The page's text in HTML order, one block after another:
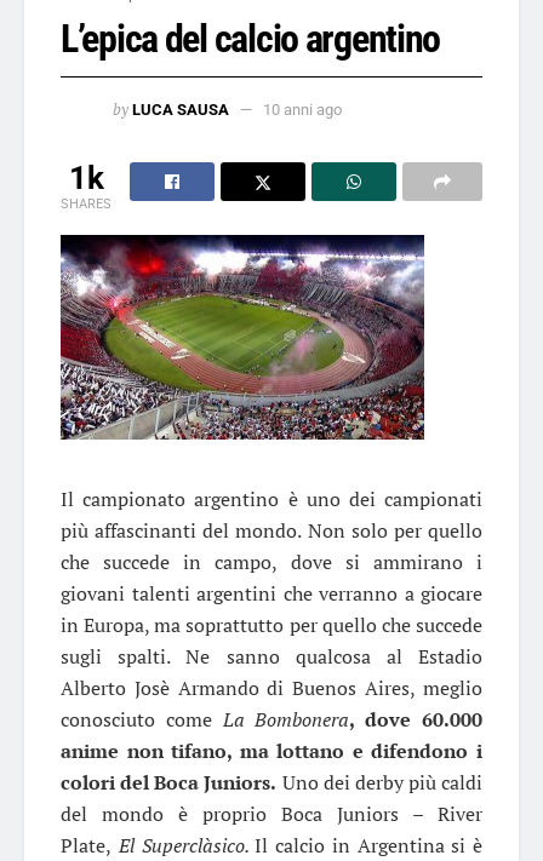
L’epica del calcio argentino
by LUCA SAUSA 10 anni ago
1k
SHARES
Il campionato argentino è uno dei campionati
più affascinanti del mondo. Non solo per quello
che succede in campo, dove si ammirano i
giovani talenti argentini che verranno a giocare
in Europa, ma soprattutto per quello che succede
sugli spalti. Ne sanno qualcosa al Estadio
Alberto Josè Armando di Buenos Aires, meglio
conosciuto comeLa Bombonera,dove 60.000
anime non tifano, ma lottano e difendono i
colori del Boca Juniors. Uno dei derby più caldi
del mondo è proprio Boca Juniors – River
Plate, El Superclàsico.Il calcio in Argentina si è